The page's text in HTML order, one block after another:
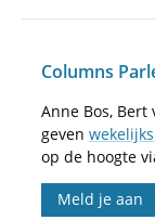
Columns
Anne Bos, Bert
geven wekelijks
op de hoogte
Meld je aan